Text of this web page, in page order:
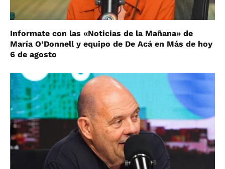
Informate con las «Noticias de la Mañana» de
María O’Donnell y equipo de De Acá en Más de hoy
6 de agosto